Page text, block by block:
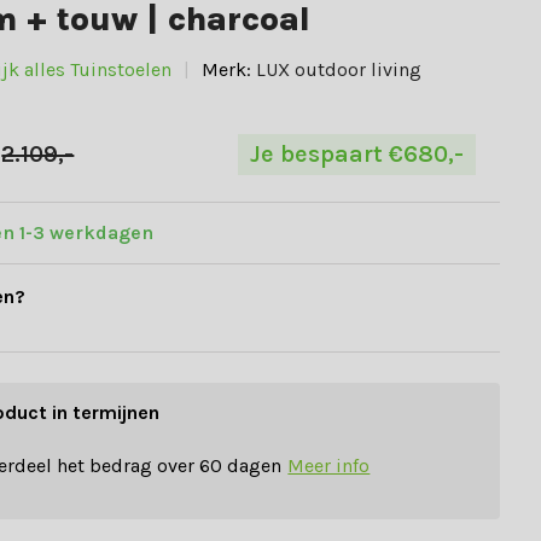
+ touw | charcoal
alles Tuinstoelen Merk: LUX outdoor living
2.109,- Je bespaart €680,-
1-3 werkdagen
in termijnen
het bedrag over 60 dagen Meer info